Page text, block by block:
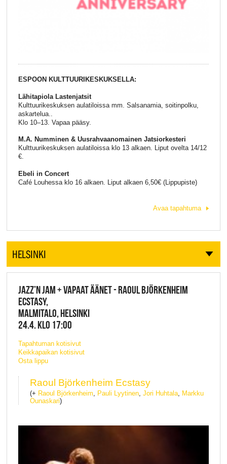
ESPOON KULTTUURIKESKUKSELLA:
Lähitapiola Lastenjatsit
Kulttuurikeskuksen aulatiloissa mm. Salsanamia, soitinpolku,
askartelua..
Klo 10–13. Vapaa pääsy.
M.A. Numminen & Uusrahvaanomainen Jatsiorkesteri
Kulttuurikeskuksen aulatiloissa klo 13 alkaen. Liput ovelta 14/12
€.
Ebeli in Concert
Café Louhessa klo 16 alkaen. Liput alkaen 6,50€ (Lippupiste)
Avaa tapahtuma
HELSINKI
JAZZ’N JAM + VAPAAT ÄÄNET - RAOUL BJÖRKENHEIM
ECSTASY,
MALMITALO, HELSINKI
24.4. KLO 17:00
Tapahtuman kotisivut
Keikkapaikan kotisivut
Osta lippu
Raoul Björkenheim Ecstasy
(+ Raoul Björkenheim Pauli Lyytinen, Jori Huhtala,
Markku
Ounaskari)